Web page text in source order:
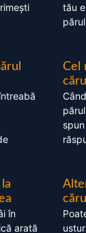
tău
Cel
în
arată